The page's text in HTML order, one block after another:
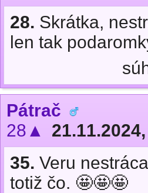
28. Skrátka,
len tak
Pátrač
28▲
35. Veru
totiž čo. 🤩🤩🤩